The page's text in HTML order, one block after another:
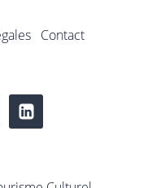
Contact